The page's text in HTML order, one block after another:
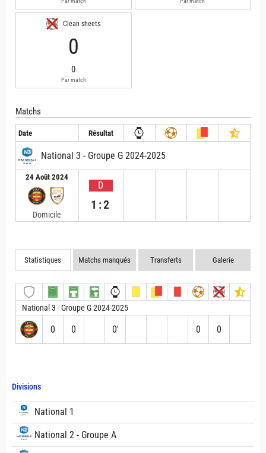
Divisions
National 1
National 2 - Groupe A
Clean sheets
0
0
Par match
Matchs
Date Résultat
National 3 - Groupe G 2024-2025
24 Août 2024
Domicile
D
1:2
Statistiques Matchs manqués Transferts Galerie
National 3 - Groupe G 2024-2025
0 0 0′ 0 0